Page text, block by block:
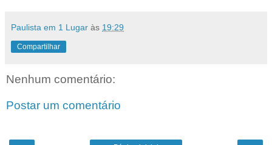
Paulista em 1 Lugar às 19:29
Compartilhar
Nenhum comentário:
Postar um comentário